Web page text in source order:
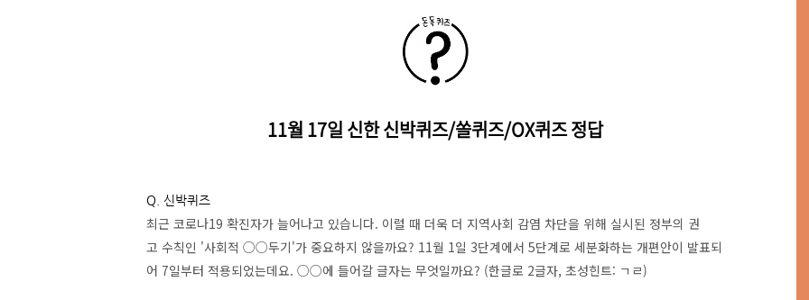
11월 17일 신한 신박퀴즈/쏠퀴즈/OX퀴즈 정답
Q. 신박퀴즈
최근 코로나19 확진자가 늘어나고 있습니다. 이럴 때 더욱 더 지역사회 감염 차단을 위해 실시된 정부의 권
고 수칙인 '사회적 ○○두기'가 중요하지 않을까요? 11월 1일 3단계에서 5단계로 세분화하는 개편안이 발표되
어 7일부터 적용되었는데요. ○○에 들어갈 글자는 무엇일까요? (한글로 2글자, 초성힌트: ㄱㄹ)